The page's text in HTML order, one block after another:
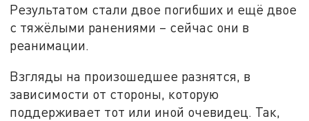
Результатом стали двое погибших и ещё двое
с тяжёлыми ранениями – сейчас они в
реанимации.
Взгляды на произошедшее разнятся, в
зависимости от стороны, которую
поддерживает тот или иной очевидец. Так,